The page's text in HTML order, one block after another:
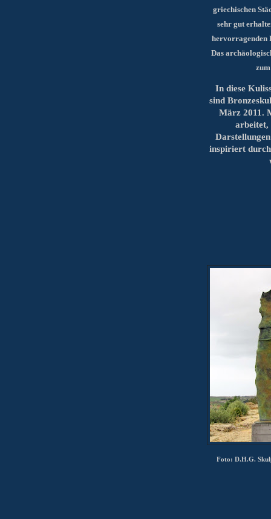
griechischen
sehr gut
hervorragenden
Das
In diese
sind
März 2011.
arbeitet,
inspiriert
Foto: D.H.G.